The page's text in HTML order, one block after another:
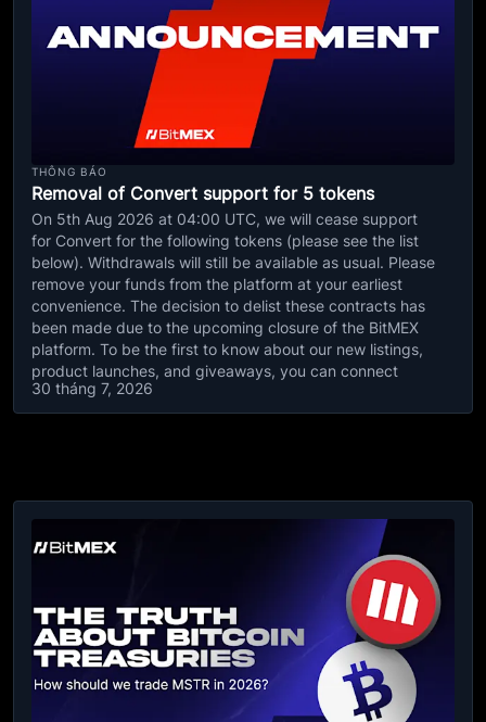
THÔNG BÁO
Removal of Convert support for 5 tokens
On 5th Aug 2026 at 04:00 UTC, we will cease support
for Convert for the following tokens (please see the list
below). Withdrawals will still be available as usual. Please
remove your funds from the platform at your earliest
convenience. The decision to delist these contracts has
been made due to the upcoming closure of the BitMEX
platform. To be the first to know about our new listings,
product launches, and giveaways, you can connect
30 tháng 7, 2026